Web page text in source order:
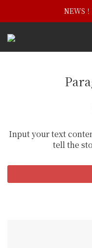
NEWS！
NEWS
NEWS
Input your text
tell the